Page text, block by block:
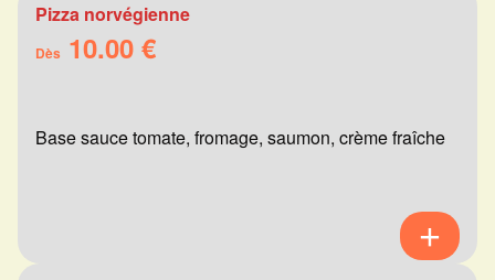
Pizza norvégienne
Dès 10.00 €
Base sauce tomate, fromage, saumon, crème fraîche